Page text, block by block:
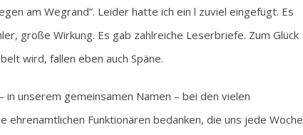
am Wegrand”. Leider hatte ich ein l zuviel eingefügt. Es
große Wirkung. Es gab zahlreiche Leserbriefe. Zum Glück
wird, fallen eben auch Späne.
in unserem gemeinsamen Namen – bei den vielen
Funktionären bedanken, die uns jede Woche